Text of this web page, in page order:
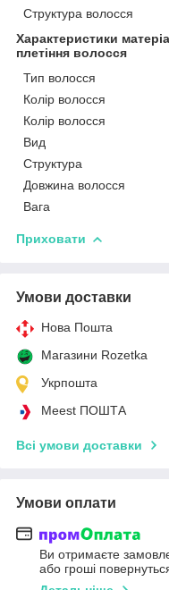
Структура волосся
Характеристики
плетіння волосся
Тип волосся
Колір волосся
Колір волосся
Вид
Структура
Довжина волосся
Вага
Приховати
Умови доставки
Нова Пошта
Магазини Rozetka
Укрпошта
Meest ПОШТА
Всі умови доставки
Умови оплати
Ви отримаєте
або гроші